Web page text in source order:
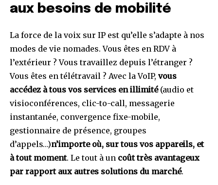
aux besoins de mobilité
La force de la voix sur IP est qu’elle s’adapte à nos
modes de vie nomades. Vous êtes en RDV à
l’extérieur ? Vous travaillez depuis l’étranger ?
Vous êtes en télétravail ? Avec la VoIP, vous
accédez à tous vos services en illimité(audio et
visioconférences, clic-to-call, messagerie
instantanée, convergence fixe-mobile,
gestionnaire de présence, groupes
d’appels…)n’importe où, sur tous vos appareils, et
à tout moment. Le tout à un coût très avantageux
par rapport aux autres solutions du marché.